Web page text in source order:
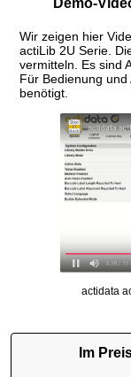
Wir zeigen hier
actiLib 2U Serie.
vermitteln. Es sind
Für Bedienung
benötigt.
actidata
Im